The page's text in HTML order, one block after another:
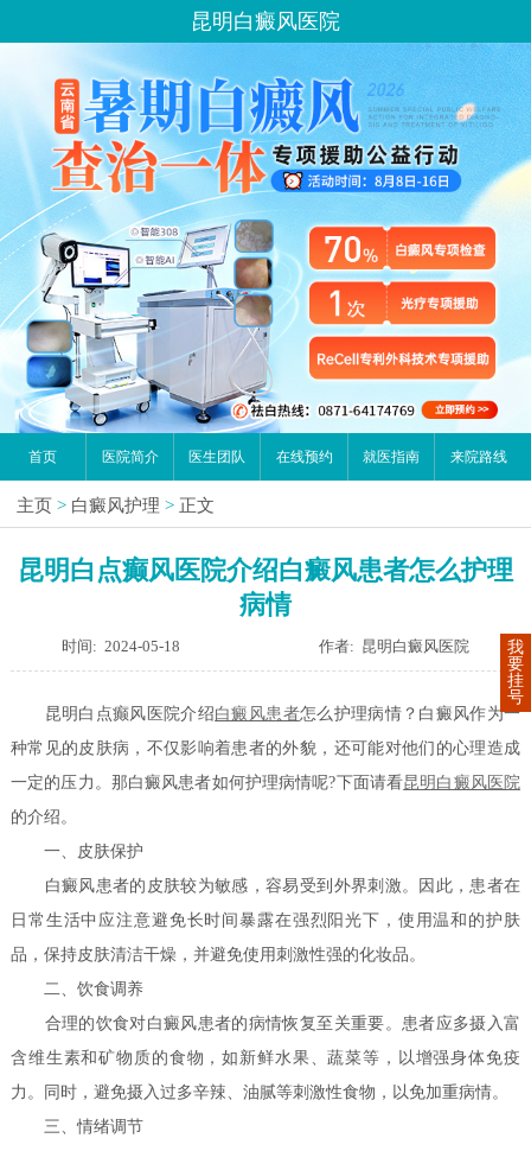
昆明白癜风医院
首页 医院简介 医生团队 在线预约 就医指南 来院路线
主页 > 白癜风护理 > 正文
昆明白点癫风医院介绍白癜风患者怎么护理
病情
时间: 2024-05-18 作者: 昆明白癜风医院
昆明白点癫风医院介绍白癜风患者怎么护理病情？白癜风作为一
种常见的皮肤病，不仅影响着患者的外貌，还可能对他们的心理造成
一定的压力。那白癜风患者如何护理病情呢?下面请看昆明白癜风医院
的介绍。
一、皮肤保护
白癜风患者的皮肤较为敏感，容易受到外界刺激。因此，患者在
日常生活中应注意避免长时间暴露在强烈阳光下，使用温和的护肤
品，保持皮肤清洁干燥，并避免使用刺激性强的化妆品。
二、饮食调养
合理的饮食对白癜风患者的病情恢复至关重要。患者应多摄入富
含维生素和矿物质的食物，如新鲜水果、蔬菜等，以增强身体免疫
力。同时，避免摄入过多辛辣、油腻等刺激性食物，以免加重病情。
三、情绪调节
我
要
挂
号